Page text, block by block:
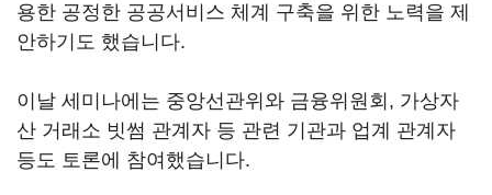
용한 공정한 공공서비스 체계 구축을 위한 노력을 제
안하기도 했습니다.
이날 세미나에는 중앙선관위와 금융위원회, 가상자
산 거래소 빗썸 관계자 등 관련 기관과 업계 관계자
등도 토론에 참여했습니다.